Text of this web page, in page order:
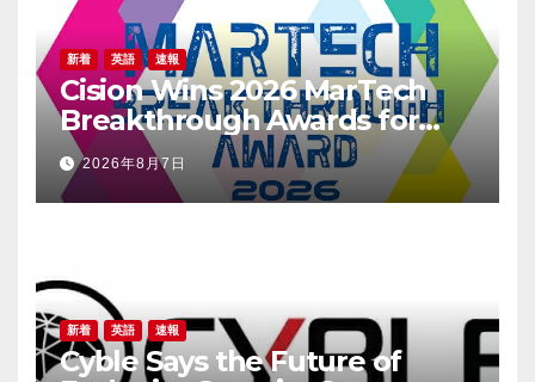
新着 英語 速報
Cision Wins 2026 MarTech
Breakthrough Awards for
Social Listening, Press
Release Distribution, and
AEO
2026年8月7日
新着 英語 速報
Cyble Says the Future of